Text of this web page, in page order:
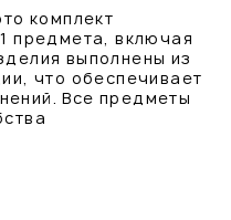
комплект
предмета, включая
выполнены из
что обеспечивает
Все предметы